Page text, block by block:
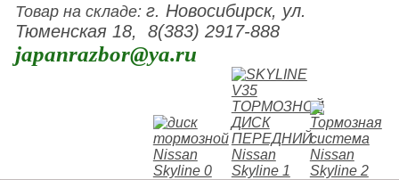
Товар на складе:г. Новосибирск, ул.
Тюменская 18, 8(383) 2917-888
japanrazbor@ya.ru